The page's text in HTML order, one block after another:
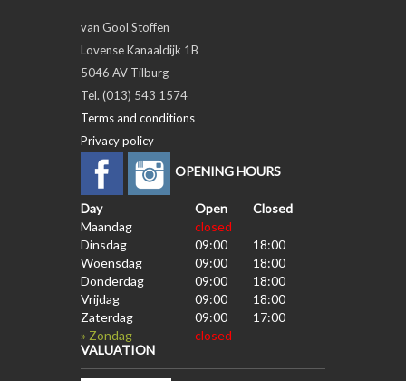
van Gool Stoffen
Lovense Kanaaldijk 1B
5046 AV Tilburg
Tel. (013) 543 1574
Terms and conditions
Privacy policy
OPENING HOURS
Day Open
Closed
Maandag
closed
Dinsdag
09:00
18:00
Woensdag
09:00
18:00
Donderdag
09:00
18:00
Vrijdag
09:00
18:00
Zaterdag
09:00
17:00
» Zondag
closed
VALUATION